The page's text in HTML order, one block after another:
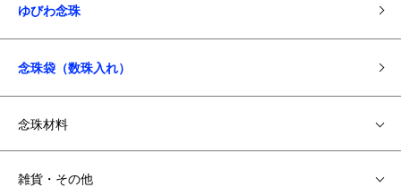
ゆびわ念珠
念珠袋（数珠入れ）
念珠材料
雑貨・その他